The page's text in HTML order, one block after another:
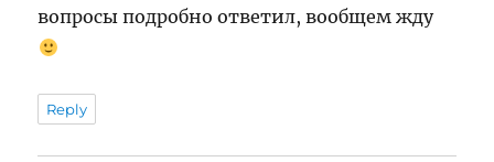
вопросы подробно ответил, вообщем жду
Reply